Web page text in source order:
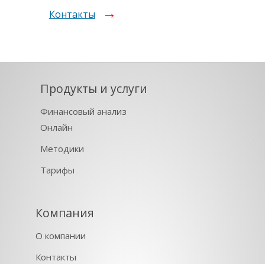
Контакты
Продукты и услуги
Финансовый анализ
Онлайн
Методики
Тарифы
Компания
О компании
Контакты